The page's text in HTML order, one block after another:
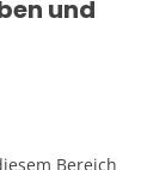
und
Bereich